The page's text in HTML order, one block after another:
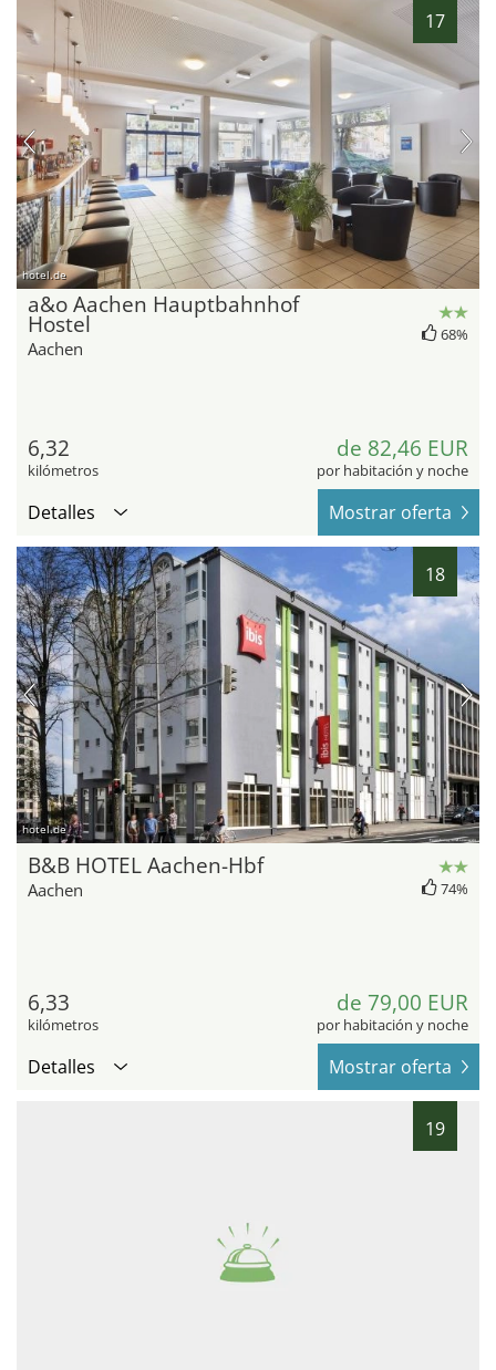
17
hotel.de
a&o Aachen Hauptbahnhof
Hostel
Aachen
68%
6,32
kilómetros
de 82,46 EUR
por habitación y noche
Detalles Mostrar oferta
18
hotel.de
B&B HOTEL Aachen-Hbf
Aachen 74%
6,33
kilómetros
de 79,00 EUR
por habitación y noche
Detalles Mostrar oferta
19